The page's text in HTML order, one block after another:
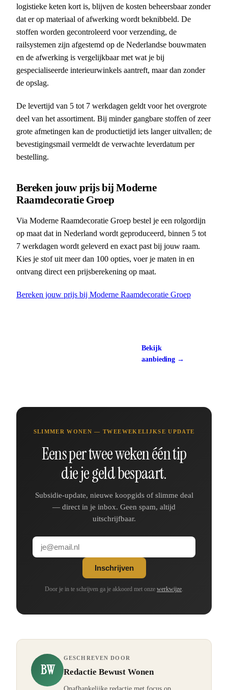
logistieke keten kort is, blijven de kosten beheersbaar zonder
dat er op materiaal of afwerking wordt beknibbeld. De
stoffen worden gecontroleerd voor verzending, de
railsystemen zijn afgestemd op de Nederlandse bouwmaten
en de afwerking is vergelijkbaar met wat je bij
gespecialiseerde interieurwinkels aantreft, maar dan zonder
de opslag.
De levertijd van 5 tot 7 werkdagen geldt voor het overgrote
deel van het assortiment. Bij minder gangbare stoffen of zeer
grote afmetingen kan de productietijd iets langer uitvallen; de
bevestigingsmail vermeldt de verwachte leverdatum per
bestelling.
Bereken jouw prijs bij Moderne
Raamdecoratie Groep
Via Moderne Raamdecoratie Groep bestel je een rolgordijn
op maat dat in Nederland wordt geproduceerd, binnen 5 tot
7 werkdagen wordt geleverd en exact past bij jouw raam.
Kies je stof uit meer dan 100 opties, voer je maten in en
ontvang direct een prijsberekening op maat.
Bereken jouw prijs bij Moderne Raamdecoratie Groep
Bekijk
aanbieding →
SLIMMER WONEN — TWEEWEKELIJKSE UPDATE
Eens per twee weken één tip
die je geld bespaart.
Subsidie-update, nieuwe koopgids of slimme deal
— direct in je inbox. Geen spam, altijd
uitschrijfbaar.
Inschrijven
Door je in te schrijven ga je akkoord met onze werkwijze.
BW
GESCHREVEN DOOR
Redactie Bewust Wonen